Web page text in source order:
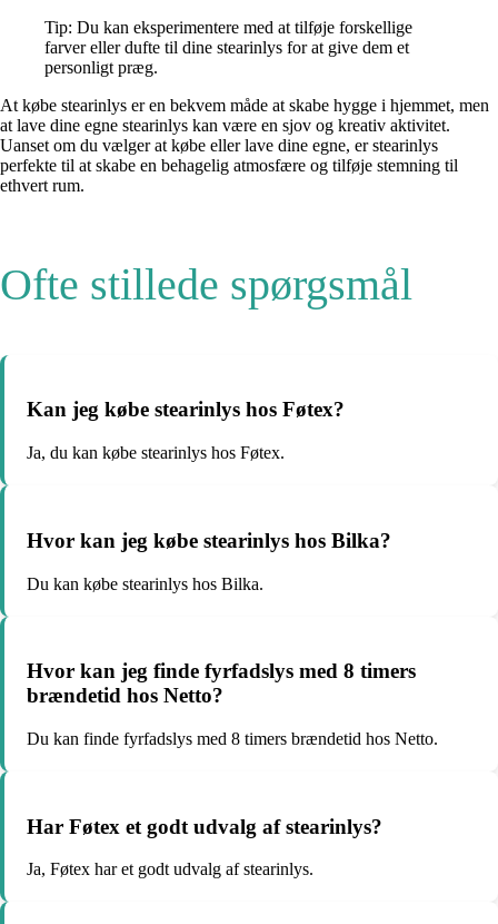
Tip: Du kan eksperimentere med at tilføje forskellige
farver eller dufte til dine stearinlys for at give dem et
personligt præg.
At købe stearinlys er en bekvem måde at skabe hygge i hjemmet, men
at lave dine egne stearinlys kan være en sjov og kreativ aktivitet.
Uanset om du vælger at købe eller lave dine egne, er stearinlys
perfekte til at skabe en behagelig atmosfære og tilføje stemning til
ethvert rum.
Ofte stillede spørgsmål
Kan jeg købe stearinlys hos Føtex?
Ja, du kan købe stearinlys hos Føtex.
Hvor kan jeg købe stearinlys hos Bilka?
Du kan købe stearinlys hos Bilka.
Hvor kan jeg finde fyrfadslys med 8 timers
brændetid hos Netto?
Du kan finde fyrfadslys med 8 timers brændetid hos Netto.
Har Føtex et godt udvalg af stearinlys?
Ja, Føtex har et godt udvalg af stearinlys.